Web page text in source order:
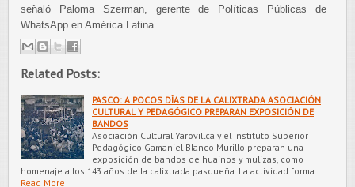
señaló Paloma Szerman, gerente de Políticas Públicas de
WhatsApp en América Latina.
Related Posts:
PASCO: A POCOS DÍAS DE LA CALIXTRADA ASOCIACIÓN
CULTURAL Y PEDAGÓGICO PREPARAN EXPOSICIÓN DE
BANDOS
Asociación Cultural Yarovillca y el Instituto Superior
Pedagógico Gamaniel Blanco Murillo preparan una
exposición de bandos de huainos y mulizas, como
homenaje a los 143 años de la calixtrada pasqueña. La actividad forma…
Read More